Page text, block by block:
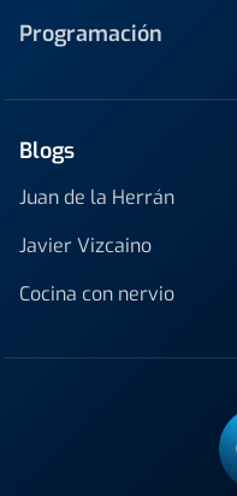
Programación
Blogs
Juan de la Herrán
Javier Vizcaino
Cocina con nervio